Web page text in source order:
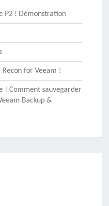
P2 ! Démonstration
Recon for Veeam !
! Comment sauvegarder
Backup &